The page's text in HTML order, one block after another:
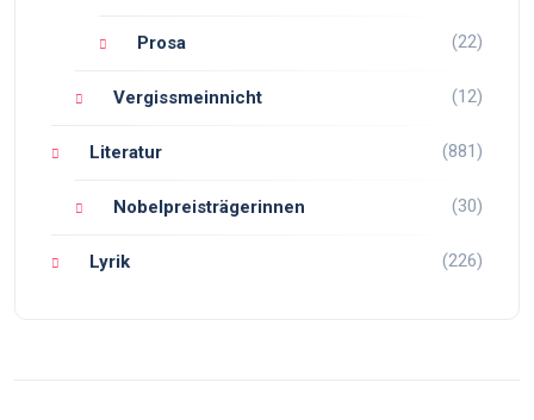
Prosa (22)
Vergissmeinnicht (12)
Literatur (881)
Nobelpreisträgerinnen (30)
Lyrik (226)